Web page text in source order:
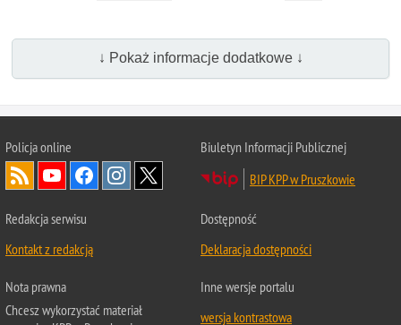
↓ Pokaż informacje dodatkowe ↓
Policja online
Biuletyn Informacji Publicznej
BIP KPP w Pruszkowie
Redakcja serwisu
Kontakt z redakcją
Dostępność
Deklaracja dostępności
Nota prawna
Chcesz wykorzystać materiał
Inne wersje portalu
wersja kontrastowa